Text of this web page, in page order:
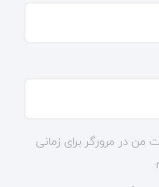
من در مرورگر برای زمانی